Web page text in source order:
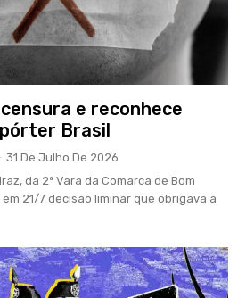
e reconhece
Brasil
31 De Julho De 2026
da 2ª Vara da Comarca de Bom
21/7 decisão liminar que obrigava a